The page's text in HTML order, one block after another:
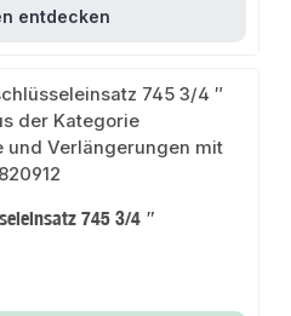
entdecken
745 3/4 ″